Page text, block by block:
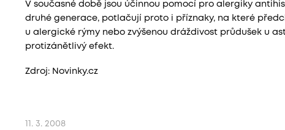
V současné době jsou účinnou pomocí pro alergiky
druhé generace, potlačují proto i příznaky, na které
u alergické rýmy nebo zvýšenou dráždivost průdušek u
protizánětlivý e­fekt.
Zdroj: Novinky.cz
11. 3. 2008